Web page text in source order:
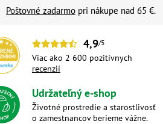
Poštovné zadarmo pri nákupe nad 65 €.
4,9/5
Viac ako 2 600 pozitívnych
recenzií
Udržateľný e-shop
Životné prostredie a starostlivosť
o zamestnancov berieme vážne.